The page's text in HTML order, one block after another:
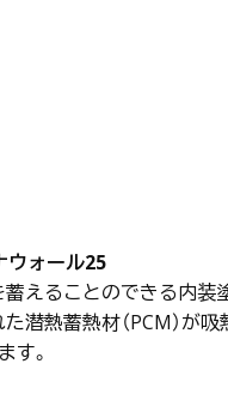
ウォール25
えることのできる内装
潜熱蓄熱材（PCM）が
す。